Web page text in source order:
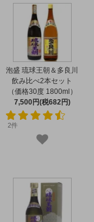
泡盛 琉球王朝＆多良川
飲み比べ2本セット
（価格30度 1800ml）
7,500円(税682円)
2件